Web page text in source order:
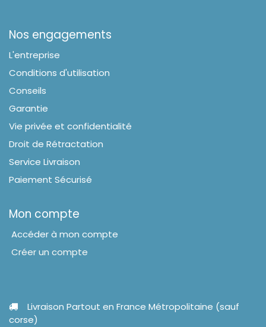
Nos engagements
L'entreprise
Conditions d'utilisation
Conseils
Garantie
Vie privée et confidentialité
Droit de Rétractation
Service Livraison
Paiement Sécurisé
Mon compte
Accéder à mon compte
Créer un compte
Livraison Partout en France Métropolitaine (sauf
corse)